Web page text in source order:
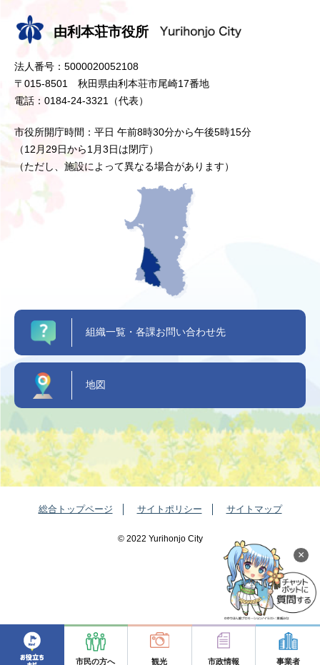
市民の方へ 観光 市政情報 事業者
×
由利本荘市役所
法人番号：5000020052108
〒015-8501 秋田県由利本荘市尾崎17番地
電話：0184-24-3321（代表）
市役所開庁時間：平日 午前8時30分から午後5時15分
（12月29日から1月3日は閉庁）
（ただし、施設によって異なる場合があります）
組織一覧・各課お問い合わせ先
地図
総合トップページ サイトポリシー サイトマップ
©️ 2022 Yurihonjo City